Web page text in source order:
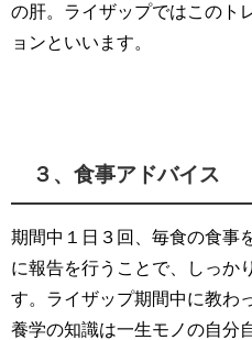
の肝。ライザップではこのト
ョンといいます。
３、食事アドバイス
期間中１日３回、毎食の食事
に報告を行うことで、しっか
す。ライザップ期間中に教わ
養学の知識は一生モノの自分